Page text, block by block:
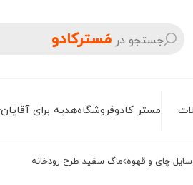
جستجو درمَسترکادو
مستر کادوفروشگاههدیه برای آقایان
چای و قهوه ماگ سفید طرح رودخانه